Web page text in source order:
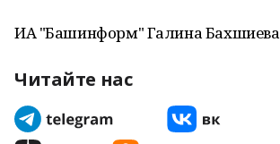
ИА "Башинформ" Галина Бахшиева
Читайте нас